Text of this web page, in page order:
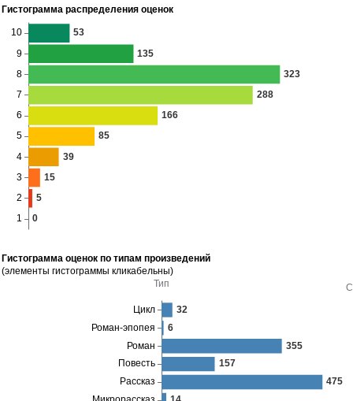
Гистограмма распределения оценок
Гистограмма оценок по типам произведений
(элементы гистограммы кликабельны)